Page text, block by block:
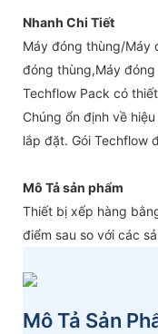
Nhanh Chi Tiết
Máy đóng thùng/Máy
đóng thùng,Máy
Techflow Pack có
Chúng ổn định về
lắp đặt. Gói Techflow
Mô Tả sản phẩm
Thiết bị xếp hàng
điểm sau so với các
Mô Tả Sản